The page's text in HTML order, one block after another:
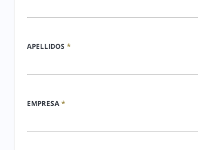
APELLIDOS *
EMPRESA *